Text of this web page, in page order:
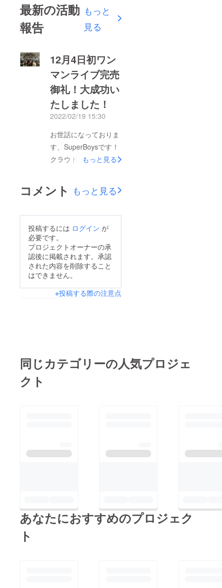
最新の活動
報告
もっと
見る
12月4日初ワン
マンライブ完売
御礼！大成功い
たしました！
2022/02/19 15:30
お世話になっておりま
す、SuperBoysです！
クラウドファンディン
がとうございました！
目標を達成することは
れSuperBoysとしての
初のワンマンライブチ
ケット完全ソールドア
ウト致しまして大成功
きました！現地で応援
さった方いつも応援し
てくださる方僕たちに
そして皆様に必ず恩返
京公演。コロナで苦し
もっと見る
コメント もっと見る
投稿するには ログイン が
必要です。
プロジェクトオーナーの承
認後に掲載されます。承認
された内容を削除すること
はできません。
※投稿する際の注意点
同じカテゴリーの人気プロジェ
クト
あなたにおすすめのプロジェク
ト